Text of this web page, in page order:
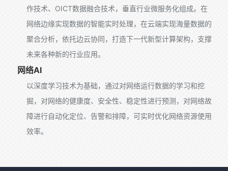
作技术、OICT数据融合技术，垂直行业微服务化组成。在
网络边缘实现数据的智能实时处理，在云端实现海量数据的
聚合分析，依托边云协同，打造下一代新型计算架构，支撑
未来各种新的行业应用。
网络AI
以深度学习技术为基础，通过对网络运行数据的学习和挖
掘，对网络的健康度、安全性、稳定性进行预测，对网络故
障进行自动化定位、告警和排障，可实时优化网络资源使用
效率。